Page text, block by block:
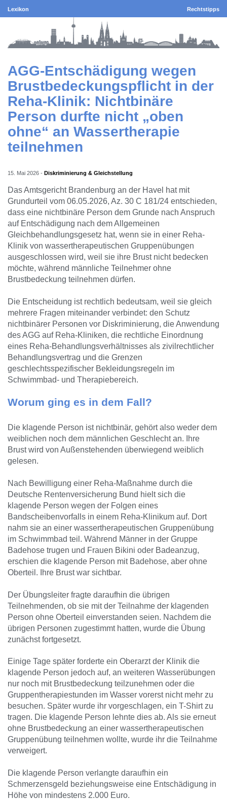
Lexikon Rechtstipps
AGG-Entschädigung wegen
Brustbedeckungspflicht in der
Reha-Klinik: Nichtbinäre
Person durfte nicht „oben
ohne“ an Wassertherapie
teilnehmen
15. Mai 2026 - Diskriminierung & Gleichstellung
Das Amtsgericht Brandenburg an der Havel hat mit
Grundurteil vom 06.05.2026, Az. 30 C 181/24 entschieden,
dass eine nichtbinäre Person dem Grunde nach Anspruch
auf Entschädigung nach dem Allgemeinen
Gleichbehandlungsgesetz hat, wenn sie in einer Reha-
Klinik von wassertherapeutischen Gruppenübungen
ausgeschlossen wird, weil sie ihre Brust nicht bedecken
möchte, während männliche Teilnehmer ohne
Brustbedeckung teilnehmen dürfen.
Die Entscheidung ist rechtlich bedeutsam, weil sie gleich
mehrere Fragen miteinander verbindet: den Schutz
nichtbinärer Personen vor Diskriminierung, die Anwendung
des AGG auf Reha-Kliniken, die rechtliche Einordnung
eines Reha-Behandlungsverhältnisses als zivilrechtlicher
Behandlungsvertrag und die Grenzen
geschlechtsspezifischer Bekleidungsregeln im
Schwimmbad- und Therapiebereich.
Worum ging es in dem Fall?
Die klagende Person ist nichtbinär, gehört also weder dem
weiblichen noch dem männlichen Geschlecht an. Ihre
Brust wird von Außenstehenden überwiegend weiblich
gelesen.
Nach Bewilligung einer Reha-Maßnahme durch die
Deutsche Rentenversicherung Bund hielt sich die
klagende Person wegen der Folgen eines
Bandscheibenvorfalls in einem Reha-Klinikum auf. Dort
nahm sie an einer wassertherapeutischen Gruppenübung
im Schwimmbad teil. Während Männer in der Gruppe
Badehose trugen und Frauen Bikini oder Badeanzug,
erschien die klagende Person mit Badehose, aber ohne
Oberteil. Ihre Brust war sichtbar.
Der Übungsleiter fragte daraufhin die übrigen
Teilnehmenden, ob sie mit der Teilnahme der klagenden
Person ohne Oberteil einverstanden seien. Nachdem die
übrigen Personen zugestimmt hatten, wurde die Übung
zunächst fortgesetzt.
Einige Tage später forderte ein Oberarzt der Klinik die
klagende Person jedoch auf, an weiteren Wasserübungen
nur noch mit Brustbedeckung teilzunehmen oder die
Gruppentherapiestunden im Wasser vorerst nicht mehr zu
besuchen. Später wurde ihr vorgeschlagen, ein T-Shirt zu
tragen. Die klagende Person lehnte dies ab. Als sie erneut
ohne Brustbedeckung an einer wassertherapeutischen
Gruppenübung teilnehmen wollte, wurde ihr die Teilnahme
verweigert.
Die klagende Person verlangte daraufhin ein
Schmerzensgeld beziehungsweise eine Entschädigung in
Höhe von mindestens 2.000 Euro.